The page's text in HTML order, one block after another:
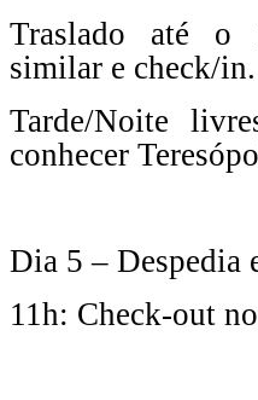
Traslado até o
similar e check/in.
Tarde/Noite
conhecer
Dia 5 – Despedia
11h: Check-out